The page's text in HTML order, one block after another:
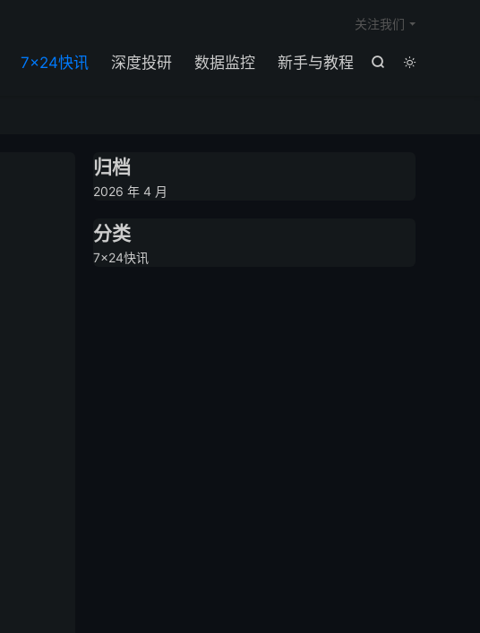


7×24快讯 深度投研 数据监控 新手与教程
关注我们
归档
2026 年 4 月
分类
7×24快讯